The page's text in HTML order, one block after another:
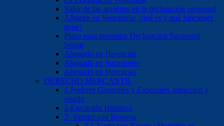
Valor de las acciones en la declaración sucesoral
Albacea en Venezuela: ¿qué es y qué funciones
tiene?
Plazo para presentar Declaracion Sucesoral
Seniat
Abogado en Herencias
Abogado en Sucesiones
Abogado en Herencias
DERECHO MERCANTIL
1-Poderes Generales y Especiales redaccion y
visado
2-Ejecución Hipoteca
3- Vender con Reserva